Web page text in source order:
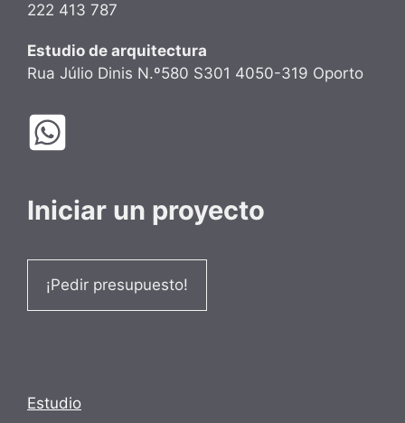
222 413 787
Estudio de arquitectura
Rua Júlio Dinis N.º580 S301 4050-319 Oporto
Iniciar un proyecto
¡Pedir presupuesto!
Estudio